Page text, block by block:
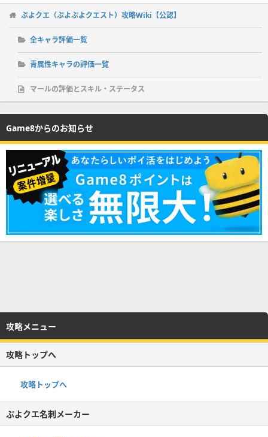
ぷよクエ（ぷよぷよクエスト）攻略Wiki【公認】
全キャラ評価一覧
青属性キャラの評価一覧
マールの評価とスキル・ステータス
Game8からのお知らせ
攻略メニュー
攻略トップへ
攻略トップへ
ぷよクエ名刺メーカー